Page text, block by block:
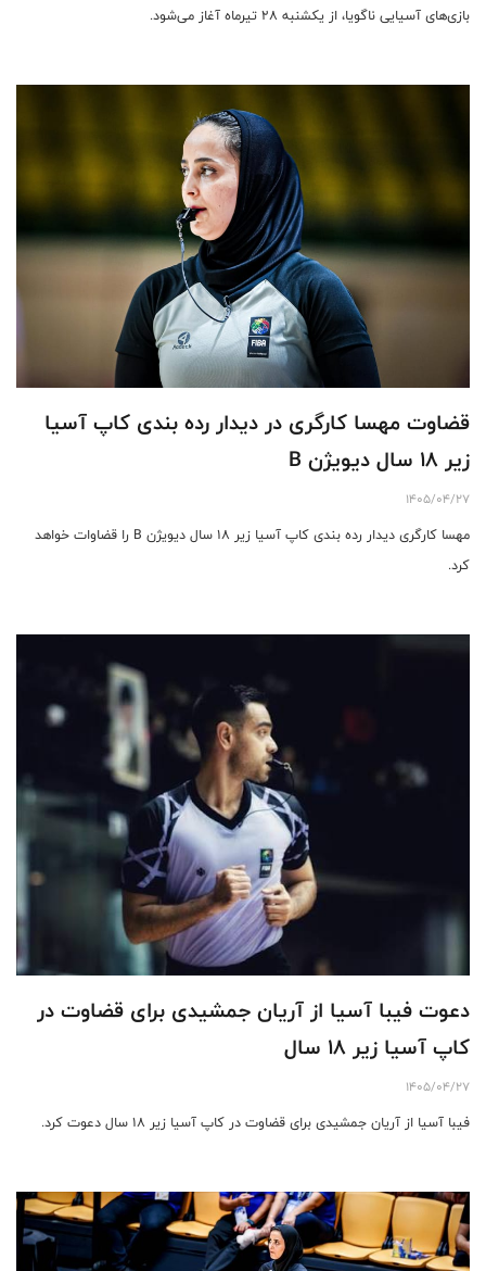
بازی‌های آسیایی ناگویا، از یکشنبه ۲۸ تیرماه آغاز می‌شود.
قضاوت مهسا کارگری در دیدار رده بندی کاپ آسیا
زیر ۱۸ سال دیویژن B
1405/04/27
مهسا کارگری دیدار رده بندی کاپ آسیا زیر ۱۸ سال دیویژن B را قضاوات خواهد
کرد.
دعوت فیبا آسیا از آریان جمشیدی برای قضاوت در
کاپ آسیا زیر ۱۸ سال
1405/04/27
فیبا آسیا از آریان جمشیدی برای قضاوت در کاپ آسیا زیر ۱۸ سال دعوت کرد.